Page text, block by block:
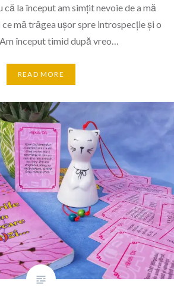
la început am simțit nevoie de a mă
mă trăgea ușor spre introspecție și o
început timid după vreo…
READ MORE